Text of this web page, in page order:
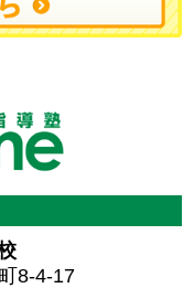
8-4-17